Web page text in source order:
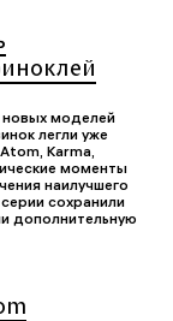
моделей
легли уже
Karma,
моменты
наилучшего
сохранили
дополнительную